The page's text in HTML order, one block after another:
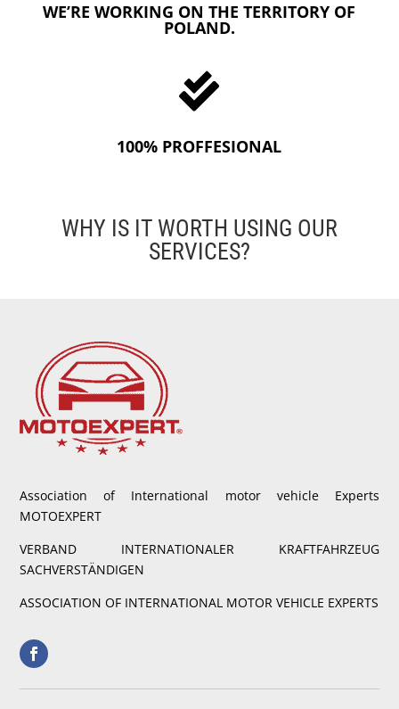
WE’RE WORKING ON THE TERRITORY OF
POLAND.

100% PROFFESIONAL
WHY IS IT WORTH USING OUR
SERVICES?
Association of International motor vehicle Experts
MOTOEXPERT
VERBAND INTERNATIONALER KRAFTFAHRZEUG
SACHVERSTÄNDIGEN
ASSOCIATION OF INTERNATIONAL MOTOR VEHICLE EXPERTS